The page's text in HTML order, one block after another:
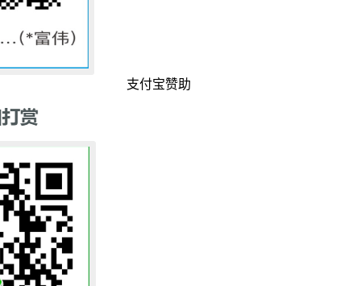
支付宝赞助